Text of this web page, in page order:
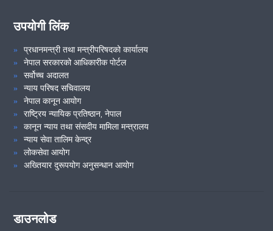
उपयोगी लिंक
प्रधानमन्त्री तथा मन्त्रीपरिषदको कार्यालय
नेपाल सरकारको आधिकारीक पोर्टल
सर्वोच्च अदालत
न्याय परिषद सचिवालय
नेपाल कानून आयोग
राष्ट्रिय न्यायिक प्रतिष्ठान, नेपाल
कानून न्याय तथा संसदीय मामिला मन्त्रालय
न्याय सेवा तालिम केन्द्र
लोकसेवा आयोग
अख्तियार दुरूपयोग अनुसन्धान आयोग
डाउनलोड